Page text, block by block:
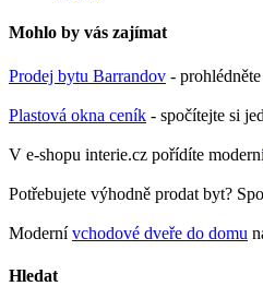
Mohlo by vás zajímat
Prodej bytu Barrandov -
Plastová okna ceník - spočítejte si
V e-shopu interie.cz pořídíte
Potřebujete výhodně prodat byt?
Modernívchodové dveře do domu
Hledat